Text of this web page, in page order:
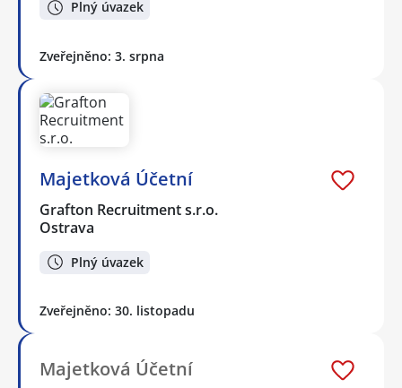
Plný úvazek
Zveřejněno: 3. srpna
Majetková Účetní
Grafton Recruitment s.r.o.
Ostrava
Plný úvazek
Zveřejněno: 30. listopadu
Majetková Účetní